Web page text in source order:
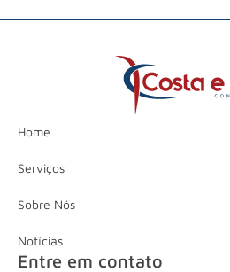
Home
Serviços
Sobre Nós
Notícias
Entre em contato